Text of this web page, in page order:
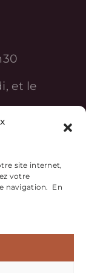
site internet,
votre
navigation. En
et le